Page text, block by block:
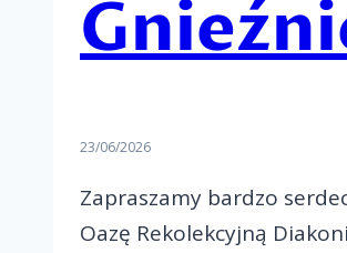
23/06/2026
Zapraszamy bardzo
Oazę Rekolekcyjną